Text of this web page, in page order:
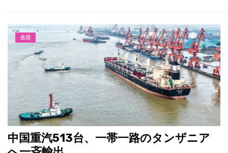
生活
中国重汽513台、一帯一路のタンザニア